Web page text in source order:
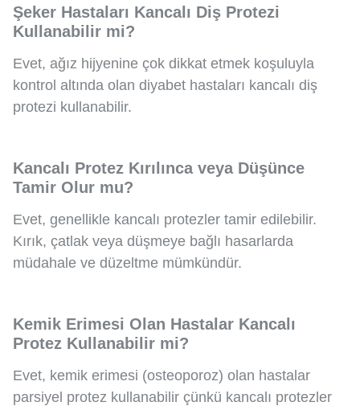
Şeker Hastaları Kancalı Diş Protezi
Kullanabilir mi?
Evet, ağız hijyenine çok dikkat etmek koşuluyla
kontrol altında olan diyabet hastaları kancalı diş
protezi kullanabilir.
Kancalı Protez Kırılınca veya Düşünce
Tamir Olur mu?
Evet, genellikle kancalı protezler tamir edilebilir.
Kırık, çatlak veya düşmeye bağlı hasarlarda
müdahale ve düzeltme mümkündür.
Kemik Erimesi Olan Hastalar Kancalı
Protez Kullanabilir mi?
Evet, kemik erimesi (osteoporoz) olan hastalar
parsiyel protez kullanabilir çünkü kancalı protezler